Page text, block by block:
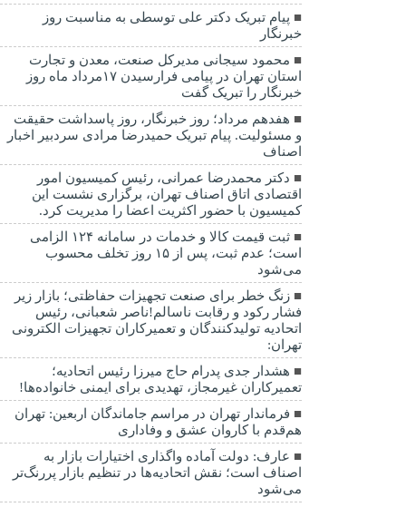
پیام تبریک دکتر علی توسطی به مناسبت روز
خبرنگار
محمود سیجانی مدیرکل صنعت، معدن و تجارت
استان تهران در پیامی فرارسیدن ۱۷مرداد ماه روز
خبرنگار را تبریک گفت
هفدهم مرداد؛ روز خبرنگار، روز پاسداشت حقیقت
و مسئولیت. پیام تبریک حمیدرضا مرادی سردبیر اخبار
اصناف
دکتر محمدرضا عمرانی، رئیس کمیسیون امور
اقتصادی اتاق اصناف تهران، برگزاری نشست این
کمیسیون با حضور اکثریت اعضا را مدیریت کرد.
ثبت قیمت کالا و خدمات در سامانه ۱۲۴ الزامی
است؛ عدم ثبت، پس از ۱۵ روز تخلف محسوب
می‌شود
زنگ خطر برای صنعت تجهیزات حفاظتی؛ بازار زیر
فشار رکود و رقابت ناسالم!ناصر شعبانی، رئیس
اتحادیه تولیدکنندگان و تعمیرکاران تجهیزات الکترونی
تهران:
هشدار جدی پدرام حاج میرزا رئیس اتحادیه؛
تعمیرکاران غیرمجاز، تهدیدی برای ایمنی خانواده‌ها!
فرماندار تهران در مراسم جاماندگان اربعین: تهران
هم‌قدم با کاروان عشق و وفاداری
عارف: دولت آماده واگذاری اختیارات بازار به
اصناف است؛ نقش اتحادیه‌ها در تنظیم بازار پررنگ‌تر
می‌شود